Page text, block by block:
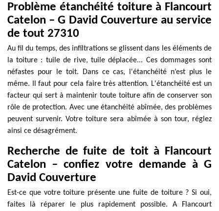
Problème étanchéité toiture à Flancourt
Catelon – G David Couverture au service
de tout 27310
Au fil du temps, des infiltrations se glissent dans les éléments de
la toiture : tuile de rive, tuile déplacée... Ces dommages sont
néfastes pour le toit. Dans ce cas, l'étanchéité n’est plus le
même. Il faut pour cela faire très attention. L'étanchéité est un
facteur qui sert à maintenir toute toiture afin de conserver son
rôle de protection. Avec une étanchéité abîmée, des problèmes
peuvent survenir. Votre toiture sera abîmée à son tour, réglez
ainsi ce désagrément.
Recherche de fuite de toit à Flancourt
Catelon – confiez votre demande à G
David Couverture
Est-ce que votre toiture présente une fuite de toiture ? Si oui,
faites là réparer le plus rapidement possible. A Flancourt